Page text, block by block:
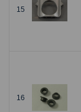
15
16